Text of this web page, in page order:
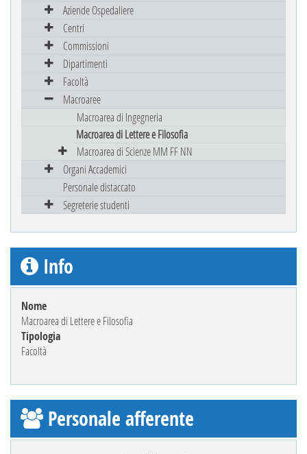
Aziende Ospedaliere
Centri
Commissioni
Dipartimenti
Facoltà
Macroaree
Macroarea di Ingegneria
Macroarea di Lettere e Filosofia
Macroarea di Scienze MM FF NN
Organi Accademici
Personale distaccato
Segreterie studenti
Info
Nome
Macroarea di Lettere e Filosofia
Tipologia
Facoltà
Personale afferente